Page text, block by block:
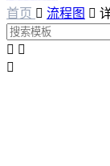
首页  流程图 
 
